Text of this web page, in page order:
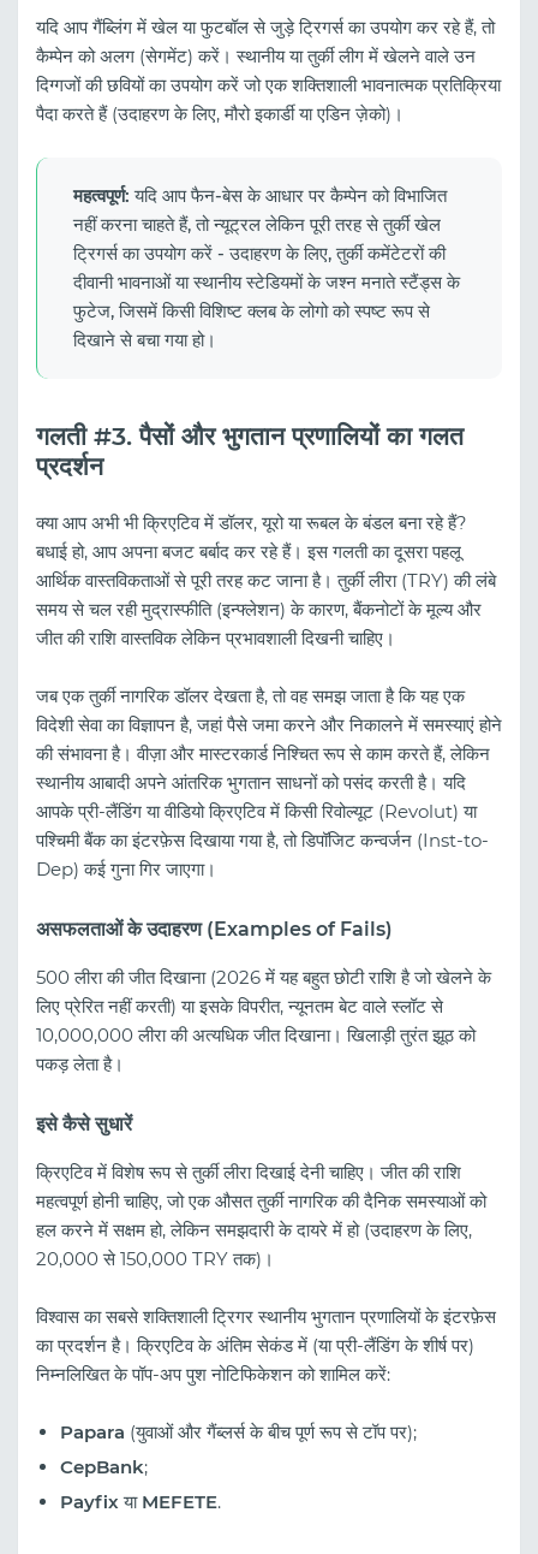
यदि आप गैंब्लिंग में खेल या फुटबॉल से जुड़े ट्रिगर्स का उपयोग कर रहे हैं, तो
कैम्पेन को अलग (सेगमेंट) करें। स्थानीय या तुर्की लीग में खेलने वाले उन
दिग्गजों की छवियों का उपयोग करें जो एक शक्तिशाली भावनात्मक प्रतिक्रिया
पैदा करते हैं (उदाहरण के लिए, मौरो इकार्डी या एडिन ज़ेको)।
महत्वपूर्ण: यदि आप फैन-बेस के आधार पर कैम्पेन को विभाजित
नहीं करना चाहते हैं, तो न्यूट्रल लेकिन पूरी तरह से तुर्की खेल
ट्रिगर्स का उपयोग करें - उदाहरण के लिए, तुर्की कमेंटेटरों की
दीवानी भावनाओं या स्थानीय स्टेडियमों के जश्न मनाते स्टैंड्स के
फुटेज, जिसमें किसी विशिष्ट क्लब के लोगो को स्पष्ट रूप से
दिखाने से बचा गया हो।
गलती #3. पैसों और भुगतान प्रणालियों का गलत
प्रदर्शन
क्या आप अभी भी क्रिएटिव में डॉलर, यूरो या रूबल के बंडल बना रहे हैं?
बधाई हो, आप अपना बजट बर्बाद कर रहे हैं। इस गलती का दूसरा पहलू
आर्थिक वास्तविकताओं से पूरी तरह कट जाना है। तुर्की लीरा (TRY) की लंबे
समय से चल रही मुद्रास्फीति (इन्फ्लेशन) के कारण, बैंकनोटों के मूल्य और
जीत की राशि वास्तविक लेकिन प्रभावशाली दिखनी चाहिए।
जब एक तुर्की नागरिक डॉलर देखता है, तो वह समझ जाता है कि यह एक
विदेशी सेवा का विज्ञापन है, जहां पैसे जमा करने और निकालने में समस्याएं होने
की संभावना है। वीज़ा और मास्टरकार्ड निश्चित रूप से काम करते हैं, लेकिन
स्थानीय आबादी अपने आंतरिक भुगतान साधनों को पसंद करती है। यदि
आपके प्री-लैंडिंग या वीडियो क्रिएटिव में किसी रिवोल्यूट (Revolut) या
पश्चिमी बैंक का इंटरफ़ेस दिखाया गया है, तो डिपॉजिट कन्वर्जन (Inst-to-
Dep) कई गुना गिर जाएगा।
असफलताओं के उदाहरण (Examples of Fails)
500 लीरा की जीत दिखाना (2026 में यह बहुत छोटी राशि है जो खेलने के
लिए प्रेरित नहीं करती) या इसके विपरीत, न्यूनतम बेट वाले स्लॉट से
10,000,000 लीरा की अत्यधिक जीत दिखाना। खिलाड़ी तुरंत झूठ को
पकड़ लेता है।
इसे कैसे सुधारें
क्रिएटिव में विशेष रूप से तुर्की लीरा दिखाई देनी चाहिए। जीत की राशि
महत्वपूर्ण होनी चाहिए, जो एक औसत तुर्की नागरिक की दैनिक समस्याओं को
हल करने में सक्षम हो, लेकिन समझदारी के दायरे में हो (उदाहरण के लिए,
20,000 से 150,000 TRY तक)।
विश्वास का सबसे शक्तिशाली ट्रिगर स्थानीय भुगतान प्रणालियों के इंटरफ़ेस
का प्रदर्शन है। क्रिएटिव के अंतिम सेकंड में (या प्री-लैंडिंग के शीर्ष पर)
निम्नलिखित के पॉप-अप पुश नोटिफिकेशन को शामिल करें:
Papara (युवाओं और गैंब्लर्स के बीच पूर्ण रूप से टॉप पर);
CepBank;
Payfixया MEFETE.